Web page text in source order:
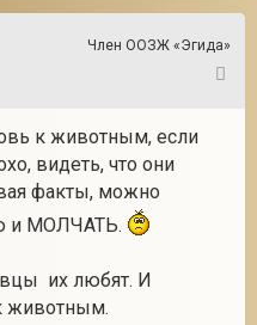
Член ООЗЖ «Эгида»
к животным, если
видеть, что они
факты, можно
и МОЛЧАТЬ.
их любят. И
животным.